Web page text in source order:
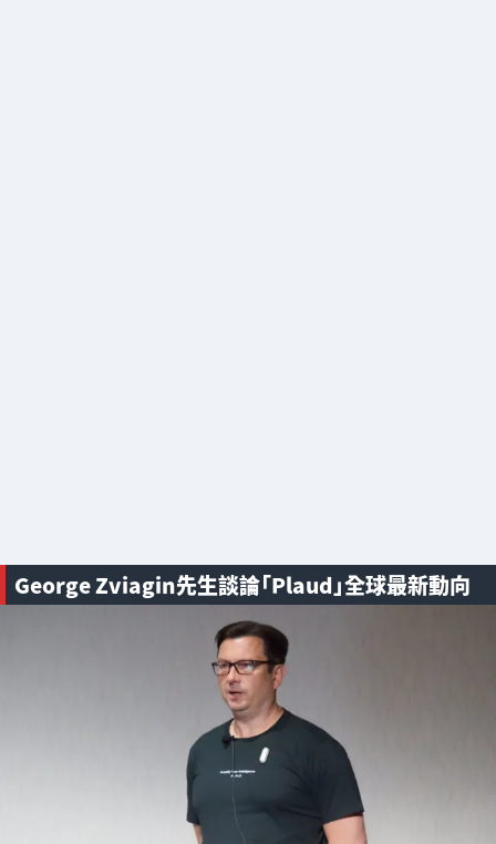
George Zviagin先生談論「Plaud」全球最新動向